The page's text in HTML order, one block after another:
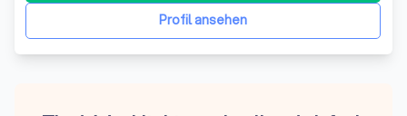
ingenieurtechnisches Know-how mit f
Profil ansehen